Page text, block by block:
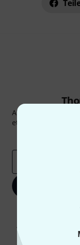
Abonniere den
etwas Glück einen
Inspirierende
Mit Klick auf „Jetzt
Abmeldung ist